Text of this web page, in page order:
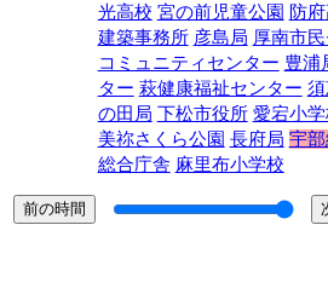
光高校 宮の前児童公園 防
建築事務所 彦島局 厚南市
コミュニティセンター 豊浦
ター 萩健康福祉センター
の田局 下松市役所 愛宕小学
美祢さくら公園 長府局 宇
総合庁舎 麻里布小学校